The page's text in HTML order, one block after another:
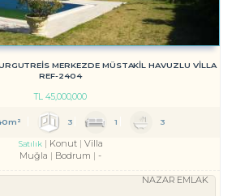
MERKEZDE MÜSTAKİL HAVUZLU VİLLA
REF-2404
TL45,000,000
3 1 3
Satılık Konut
Villa
Muğla
Bodrum -
NAZAR EMLAK